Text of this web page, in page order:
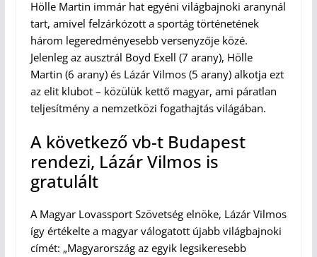
Hölle Martin immár hat egyéni világbajnoki aranynál
tart, amivel felzárkózott a sportág történetének
három legeredményesebb versenyzője közé.
Jelenleg az ausztrál Boyd Exell (7 arany), Hölle
Martin (6 arany) és Lázár Vilmos (5 arany) alkotja ezt
az elit klubot – közülük kettő magyar, ami páratlan
teljesítmény a nemzetközi fogathajtás világában.
A következő vb-t Budapest
rendezi, Lázár Vilmos is
gratulált
A Magyar Lovassport Szövetség elnöke, Lázár Vilmos
így értékelte a magyar válogatott újabb világbajnoki
címét: „Magyarország az egyik legsikeresebb